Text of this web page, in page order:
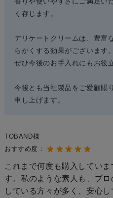
く存じます。
デリケートクリームは、豊富
らかくする効果がございます。
ぜひ今後のお手入れにもお役
今後とも当社製品をご愛顧賜
申し上げます。
TOBAND様
おすすめ度：
これまで何度も購入してい
す。私のような素人も、プ
している方々が多く、安心